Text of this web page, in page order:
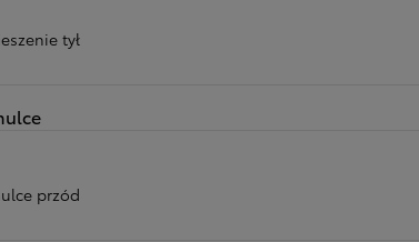
tył
przód